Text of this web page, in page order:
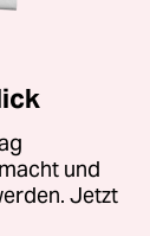
und
Jetzt